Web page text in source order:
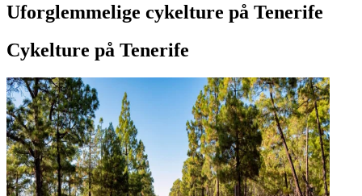
Uforglemmelige cykelture på Tenerife
Cykelture på Tenerife